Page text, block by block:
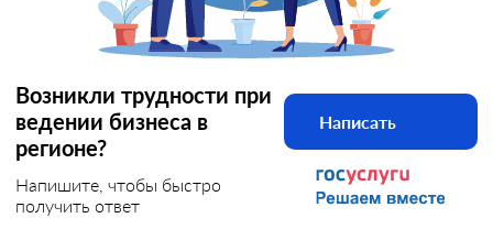
Возникли трудности при
ведении бизнеса в
регионе?
Напишите, чтобы быстро
получить ответ
Написать